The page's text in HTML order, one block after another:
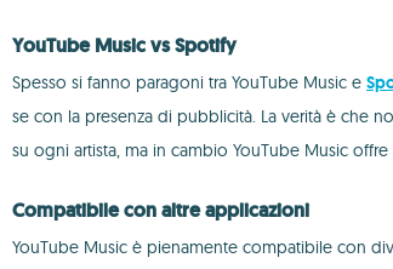
YouTube Music vs Spotify
Spesso si fanno paragoni tra YouTube Music e
se con la presenza di pubblicità. La verità è che
su ogni artista, ma in cambio YouTube Music
Compatibile con altre applicazioni
YouTube Music è pienamente compatibile con